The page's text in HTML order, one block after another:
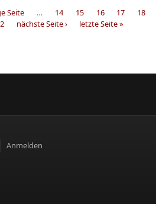
Seite … 14 15 16 17
18
nächste Seite › letzte Seite »
Anmelden